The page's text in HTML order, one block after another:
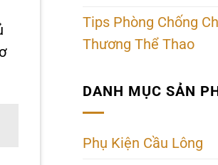
Tips Phòng Chống
Thương Thể Thao
DANH MỤC SẢN
Phụ Kiện Cầu Lông